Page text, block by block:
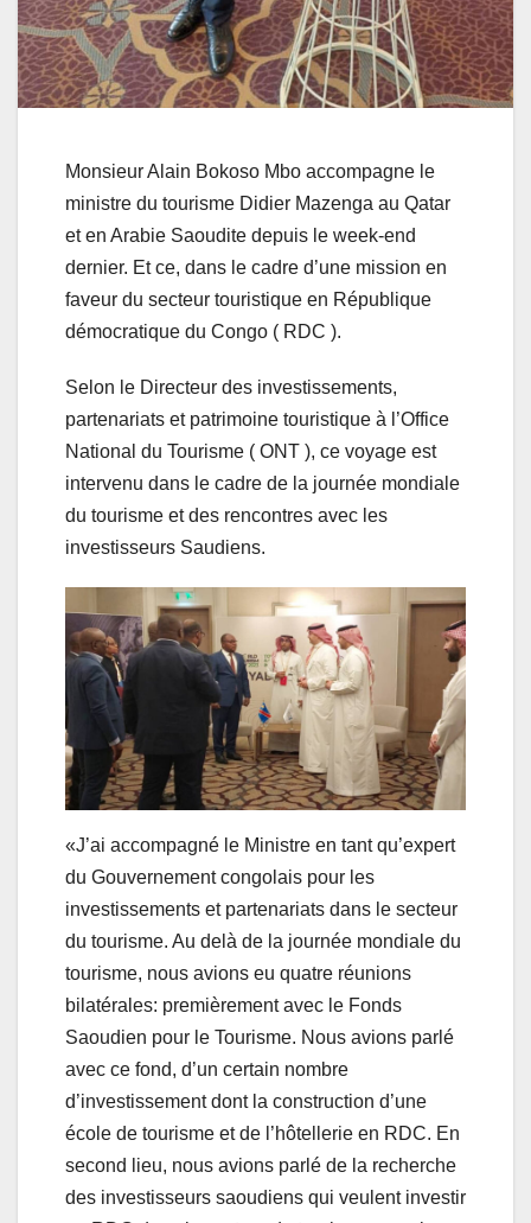
Monsieur Alain Bokoso Mbo accompagne le
ministre du tourisme Didier Mazenga au Qatar
et en Arabie Saoudite depuis le week-end
dernier. Et ce, dans le cadre d’une mission en
faveur du secteur touristique en République
démocratique du Congo ( RDC ).
Selon le Directeur des investissements,
partenariats et patrimoine touristique à l’Office
National du Tourisme ( ONT ), ce voyage est
intervenu dans le cadre de la journée mondiale
du tourisme et des rencontres avec les
investisseurs Saudiens.
«J’ai accompagné le Ministre en tant qu’expert
du Gouvernement congolais pour les
investissements et partenariats dans le secteur
du tourisme. Au delà de la journée mondiale du
tourisme, nous avions eu quatre réunions
bilatérales: premièrement avec le Fonds
Saoudien pour le Tourisme. Nous avions parlé
avec ce fond, d’un certain nombre
d’investissement dont la construction d’une
école de tourisme et de l’hôtellerie en RDC. En
second lieu, nous avions parlé de la recherche
des investisseurs saoudiens qui veulent investir